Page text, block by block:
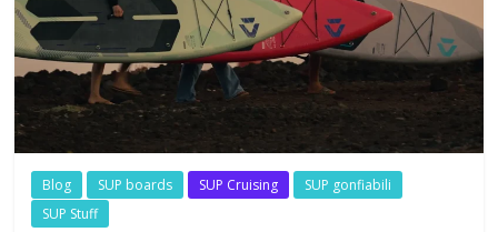
Blog SUP boards SUP Cruising
SUP gonfiabili
SUP Stuff